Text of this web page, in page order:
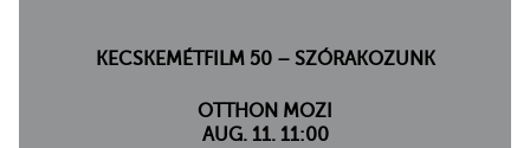
KECSKEMÉTFILM 50 – SZÓRAKOZUNK
OTTHON MOZI
AUG. 11. 11:00